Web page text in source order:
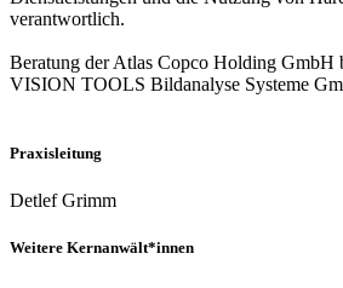
verantwortlich.
Beratung der Atlas Copco Holding GmbH
VISION TOOLS Bildanalyse Systeme
Praxisleitung
Detlef Grimm
Weitere Kernanwält*innen